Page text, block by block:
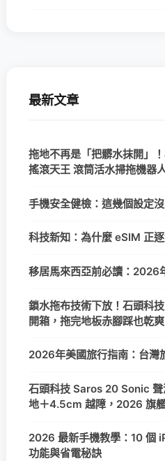
最新文章
拖地不再是「把髒水抹開」
搖滾天王 滾筒活水掃拖機器
手機安全健檢：這幾個設定
科技新知：為什麼 eSIM 正
移居馬來西亞前必讀：2026
鎖水拖布技術下放！石頭科
開箱，拖完地板赤腳踩也乾爽
2026年美國旅行指南：台灣
石頭科技 Saros 20 Sonic
地＋4.5cm 越障，2026 旗
2026 最新手機教學：10 個
功能與省電秘訣